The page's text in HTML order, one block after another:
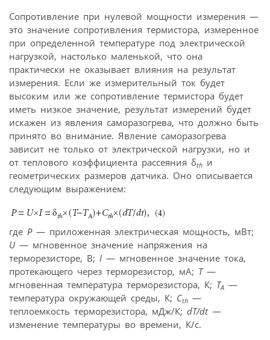
Сопротивление при нулевой мощности измерения —
это значение сопротивления термистора, измеренное
при определенной температуре под электрической
нагрузкой, настолько маленькой, что она
практически не оказывает влияния на результат
измерения. Если же измерительный ток будет
высоким или же сопротивление термистора будет
иметь низкое значение, результат измерений будет
искажен из явления саморазогрева, что должно быть
принято во внимание. Явление саморазогрева
зависит не только от электрической нагрузки, но и
от теплового коэффициента рассеяния δth и
геометрических размеров датчика. Оно описывается
следующим выражением:
где P— приложенная электрическая мощность, мВт;
U— мгновенное значение напряжения на
терморезисторе, В; I — мгновенное значение тока,
протекающего через терморезистор, мА; Т—
мгновенная температура терморезистора, К; ТА —
температура окружающей среды, К; Сth —
теплоемкость терморезистора, мДж/К; dT/dt—
изменение температуры во времени, К/с.